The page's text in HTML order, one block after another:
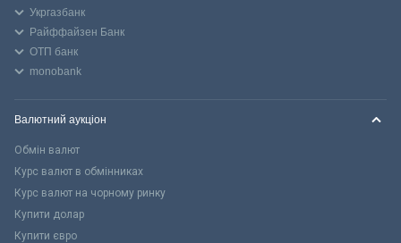
Укргазбанк
Райффайзен Банк
ОТП банк
monobank
Валютний аукціон
Обмін валют
Курс валют в обмінниках
Курс валют на чорному ринку
Купити долар
Купити євро